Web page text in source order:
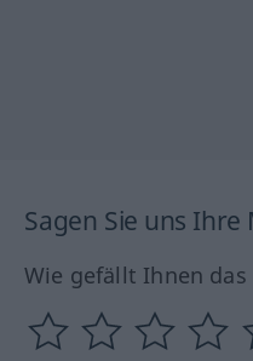
Sagen Sie uns
Wie gefällt Ihnen